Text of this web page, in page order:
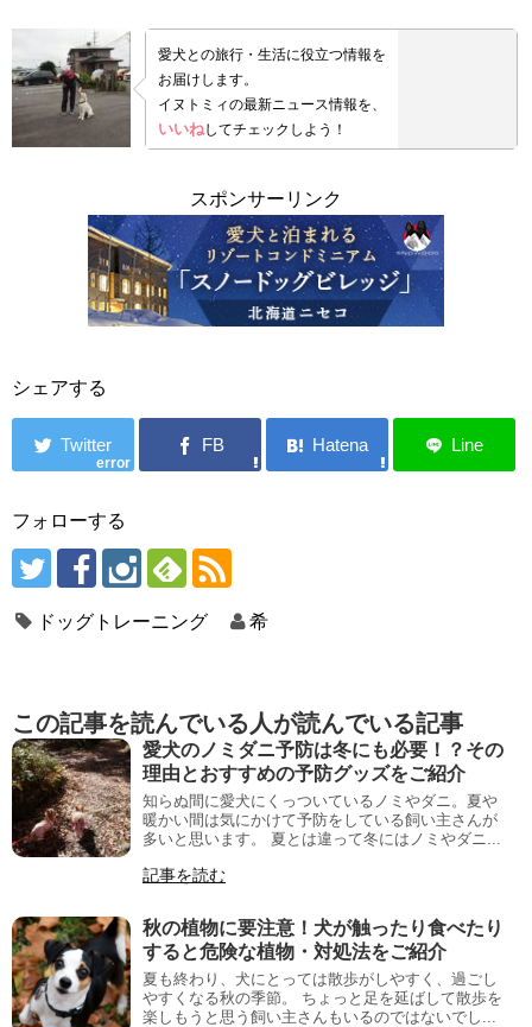
愛犬との旅行・生活に役立つ情報を
お届けします。
イヌトミィの最新ニュース情報を、
いいねしてチェックしよう！
スポンサーリンク
シェアする
error
フォローする
ドッグトレーニング 希
この記事を読んでいる人が読んでいる記事
愛犬のノミダニ予防は冬にも必要！？その
理由とおすすめの予防グッズをご紹介
知らぬ間に愛犬にくっついているノミやダニ。夏や
暖かい間は気にかけて予防をしている飼い主さんが
多いと思います。 夏とは違って冬にはノミやダニ...
記事を読む
秋の植物に要注意！犬が触ったり食べたり
すると危険な植物・対処法をご紹介
夏も終わり、犬にとっては散歩がしやすく、過ごし
やすくなる秋の季節。 ちょっと足を延ばして散歩を
楽しもうと思う飼い主さんもいるのではないでし...